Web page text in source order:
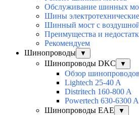
Обслуживание шинных
Шины электротехнические
Шинный мост с
Преимущества и
Рекомендуем
Шинопроводы
▼
Шинопроводы DKC ▼
Обзор
Lightech 25-40 A
Distritech 160-800 A
Powertech 630-6300 A
Шинопроводы EAE
▼